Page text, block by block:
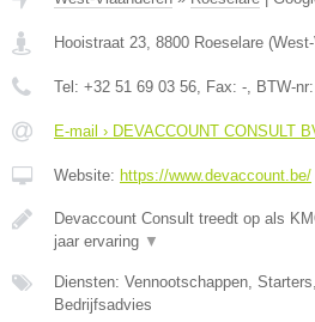
Hooistraat 23, 8800 Roeselare (
Tel: +32 51 69 03 56, Fax: -, BTW-nr:
E-mail › DEVACCOUNT CONSULT
Website: https://www.devaccount.be/
Devaccount Consult treedt op als
jaar ervaring ▼
Diensten: Vennootschappen,
Bedrijfsadvies